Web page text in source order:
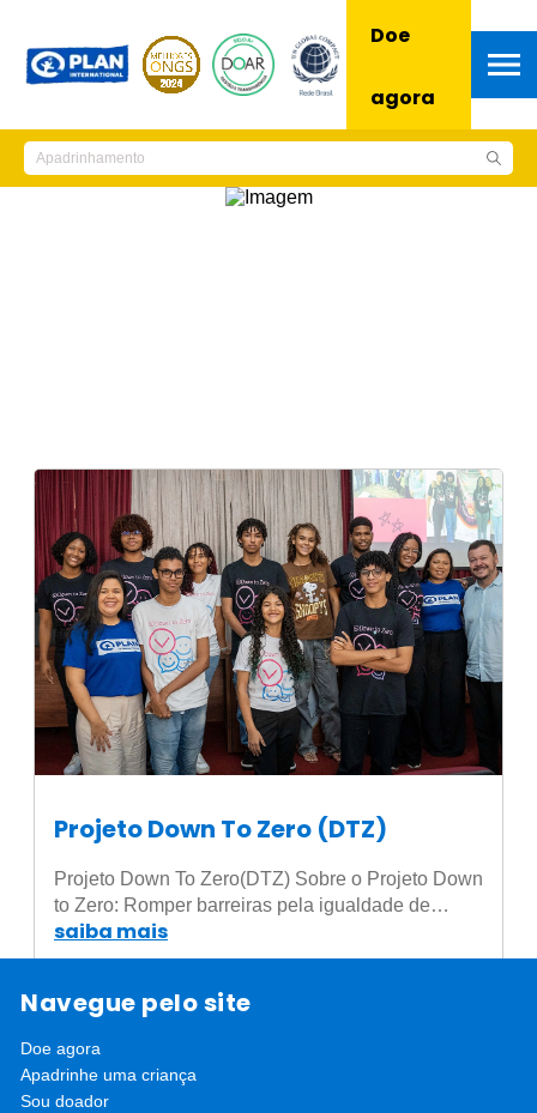
Doe
agora
Projeto Down To Zero (DTZ)
Projeto Down To Zero(DTZ) Sobre o Projeto Down
to Zero: Romper barreiras pela igualdade de…
saiba mais
Navegue pelo site
Doe agora
Apadrinhe uma criança
Sou doador